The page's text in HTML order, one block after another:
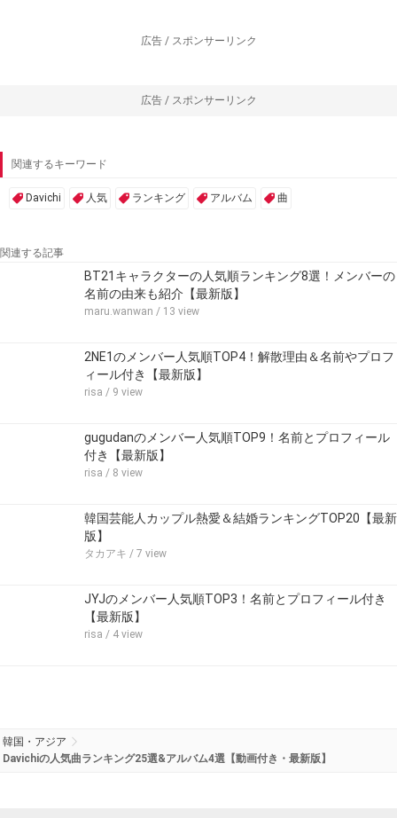
広告 / スポンサーリンク
広告 / スポンサーリンク
関連するキーワード
Davichi 人気 ランキング アルバム 曲
関連する記事
BT21キャラクターの人気順ランキング8選！メンバーの
名前の由来も紹介【最新版】
maru.wanwan / 13 view
2NE1のメンバー⼈気順TOP4！解散理由＆名前やプロフ
ィール付き【最新版】
risa / 9 view
gugudanのメンバー人気順TOP9！名前とプロフィール
付き【最新版】
risa / 8 view
韓国芸能人カップル熱愛＆結婚ランキングTOP20【最新
版】
タカアキ / 7 view
JYJのメンバー人気順TOP3！名前とプロフィール付き
【最新版】
risa / 4 view
韓国・アジア
Davichiの人気曲ランキング25選&アルバム4選【動画付き・最新版】